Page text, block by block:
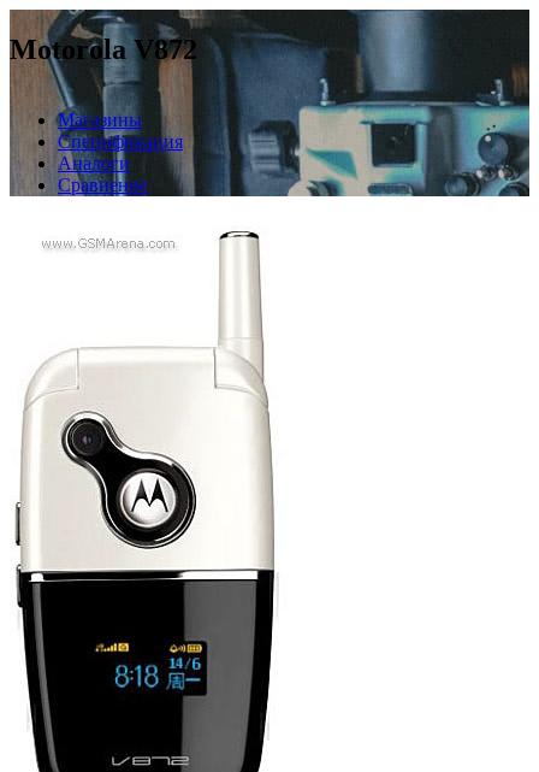
Motorola V872
Магазины
Спецификация
Аналоги
Сравнение